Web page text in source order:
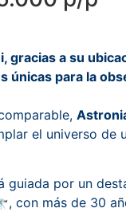
gracias a su
únicas para la
el universo de
guiada por un
con más de 30